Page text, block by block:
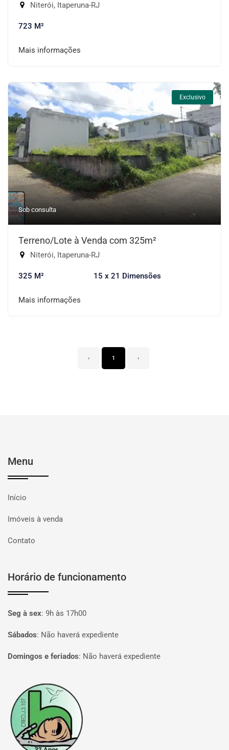
Niterói, Itaperuna-RJ
723 M²
Mais informações
Exclusivo
Sob consulta
Terreno/Lote à Venda com 325m²
Niterói, Itaperuna-RJ
325 M² 15 x 21 Dimensões
Mais informações
‹ 1 ›
Menu
Início
Imóveis à venda
Contato
Horário de funcionamento
Seg à sex: 9h às 17h00
Sábados: Não haverá expediente
Domingos e feriados: Não haverá expediente
Página inicial